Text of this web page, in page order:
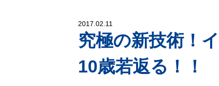
2017.02.11
究極の新技術！
10歳若返る！！